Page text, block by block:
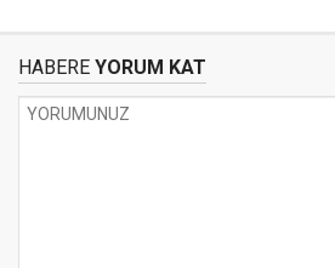
HABERE YORUM KAT